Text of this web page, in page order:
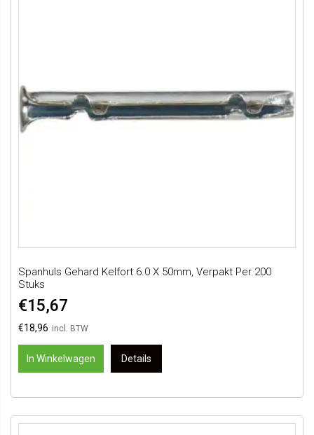
Spanhuls Gehard Kelfort 6.0 X 50mm, Verpakt Per 200
Stuks
€18,96
€15,67
In Winkelwagen Details